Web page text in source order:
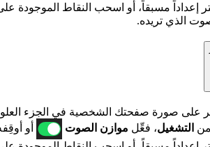
إعداداً مسبقاً، أو اسحب النقاط الموجودة
الذي تريده.
على صورة صفحتك الشخصية في الجزء
التشغيل، فعِّل موازن الصوت أو